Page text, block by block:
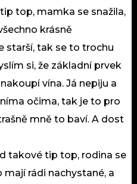
top, mamka se snažila,
krásně
starší, tak se to trochu
si, že základní prvek
vína. Já nepiju a
očima, tak je to pro
mně to baví. A dost
takové tip top, rodina se
rádi nachystané, a